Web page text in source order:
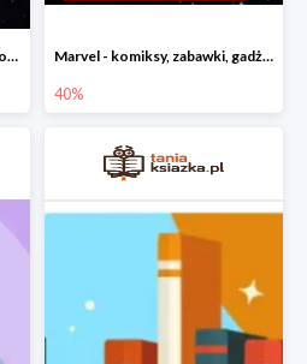
Seria Star Wars - Gwiezdne Wojny do -90% Marvel - komiksy, zabawki, gadżety
40%